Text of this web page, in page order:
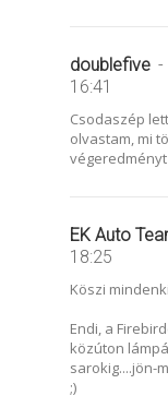
doublefive -
16:41
Csodaszép
olvastam, mi
EK Auto
18:25
Köszi
Endi, a
közúton
sarokig....jön-
;)